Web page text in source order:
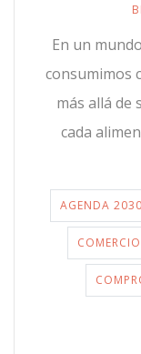
En un
consumimos
más allá de
cada
AGENDA 2030
COMERCIO